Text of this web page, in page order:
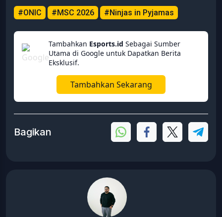
#ONIC #MSC 2026 #Ninjas in Pyjamas
Tambahkan Esports.id Sebagai Sumber
Utama di Google untuk Dapatkan Berita
Eksklusif.
Tambahkan Sekarang
Bagikan